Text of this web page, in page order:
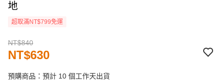
地
超取滿NT$799免運
NT$840
NT$630
預購商品：預計 10 個工作天出貨